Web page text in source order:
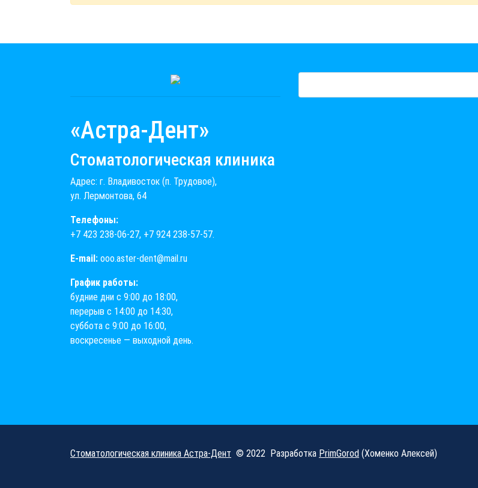
«Астра-Дент»
Стоматологическая клиника
Адрес: г. Владивосток (п. Трудовое),
ул. Лермонтова, 64
Телефоны:
+7 423 238-06-27, +7 924 238-57-57.
E-mail: ooo.aster-dent@mail.ru
График работы:
будние дни с 9:00 до 18:00,
перерыв с 14:00 до 14:30,
суббота с 9:00 до 16:00,
воскресенье — выходной день.
Стоматологическая клиника Астра-Дент © 2022 Разработка PrimGorod (Хоменко Алексей)